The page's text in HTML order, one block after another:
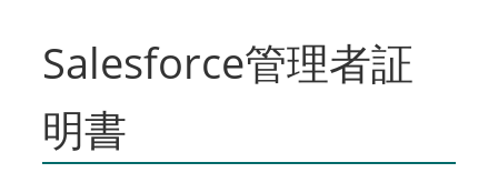
Salesforce管理者証
明書